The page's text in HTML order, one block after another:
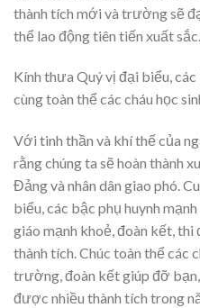
thành tích mới và trường sẽ
thể lao động tiên tiến xuất sắc.
Kính thưa Quý vị đại biểu,
cùng toàn thể các cháu học
Với tinh thần và khí thế của
rằng chúng ta sẽ hoàn thành
Đảng và nhân dân giao phó.
biểu, các bậc phụ huynh
giáo mạnh khoẻ, đoàn kết,
thành tích. Chúc toàn thể các
trường, đoàn kết giúp đỡ
được nhiều thành tích trong